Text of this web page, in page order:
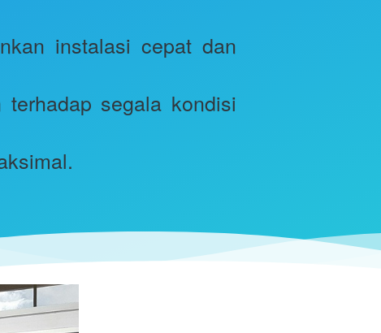
instalasi cepat dan
segala kondisi